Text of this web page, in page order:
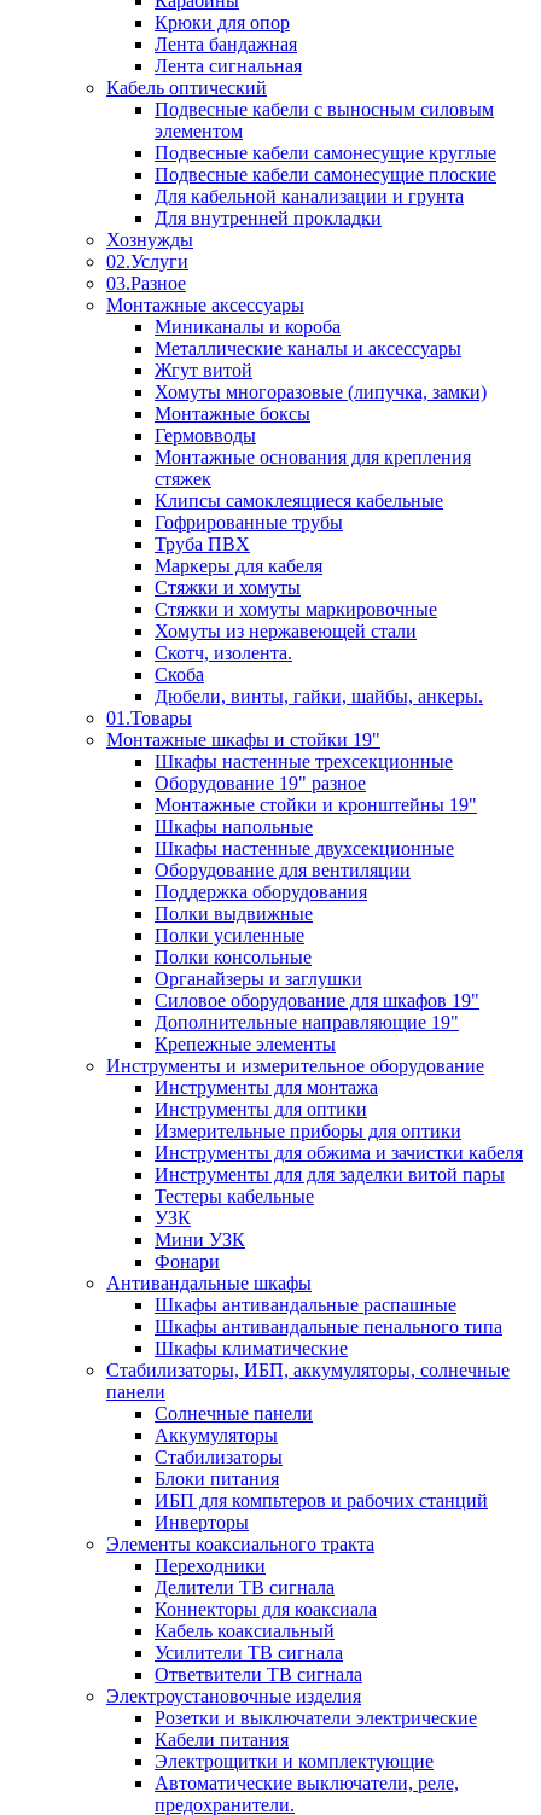
Крюки для опор
Лента бандажная
Лента сигнальная
Кабель оптический
Подвесные кабели с выносным силовым
элементом
Подвесные кабели самонесущие круглые
Подвесные кабели самонесущие плоские
Для кабельной канализации и грунта
Для внутренней прокладки
Хознужды
02.Услуги
03.Разное
Монтажные аксессуары
Миниканалы и короба
Металлические каналы и аксессуары
Жгут витой
Хомуты многоразовые (липучка, замки)
Монтажные боксы
Гермовводы
Монтажные основания для крепления
стяжек
Клипсы самоклеящиеся кабельные
Гофрированные трубы
Труба ПВХ
Маркеры для кабеля
Стяжки и хомуты
Стяжки и хомуты маркировочные
Хомуты из нержавеющей стали
Скотч, изолента.
Скоба
Дюбели, винты, гайки, шайбы, анкеры.
01.Товары
Монтажные шкафы и стойки 19"
Шкафы настенные трехсекционные
Оборудование 19" разное
Монтажные стойки и кронштейны 19"
Шкафы напольные
Шкафы настенные двухсекционные
Оборудование для вентиляции
Поддержка оборудования
Полки выдвижные
Полки усиленные
Полки консольные
Органайзеры и заглушки
Силовое оборудование для шкафов 19"
Дополнительные направляющие 19"
Крепежные элементы
Инструменты и измерительное оборудование
Инструменты для монтажа
Инструменты для оптики
Измерительные приборы для оптики
Инструменты для обжима и зачистки кабеля
Инструменты для для заделки витой пары
Тестеры кабельные
УЗК
Мини УЗК
Фонари
Антивандальные шкафы
Шкафы антивандальные распашные
Шкафы антивандальные пенального типа
Шкафы климатические
Стабилизаторы, ИБП, аккумуляторы, солнечные
панели
Солнечные панели
Аккумуляторы
Стабилизаторы
Блоки питания
ИБП для компьтеров и рабочих станций
Инверторы
Элементы коаксиального тракта
Переходники
Делители ТВ сигнала
Коннекторы для коаксиала
Кабель коаксиальный
Усилители ТВ сигнала
Ответвители ТВ сигнала
Электроустановочные изделия
Розетки и выключатели электрические
Кабели питания
Электрощитки и комплектующие
Автоматические выключатели, реле,
предохранители.